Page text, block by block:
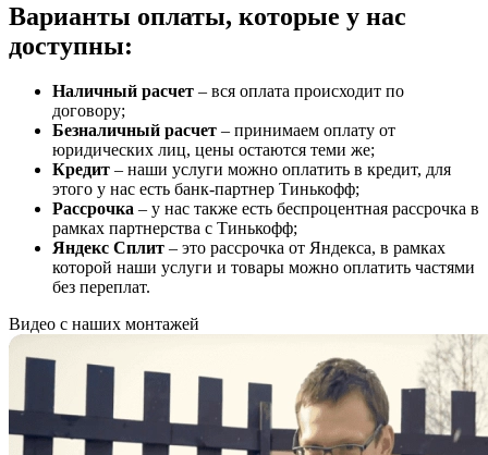
Варианты оплаты, которые у нас
доступны:
Наличный расчет – вся оплата происходит по
договору;
Безналичный расчет – принимаем оплату от
юридических лиц, цены остаются теми же;
Кредит – наши услуги можно оплатить в кредит, для
этого у нас есть банк-партнер Тинькофф;
Рассрочка – у нас также есть беспроцентная рассрочка в
рамках партнерства с Тинькофф;
Яндекс Сплит – это рассрочка от Яндекса, в рамках
которой наши услуги и товары можно оплатить частями
без переплат.
Видео с наших монтажей